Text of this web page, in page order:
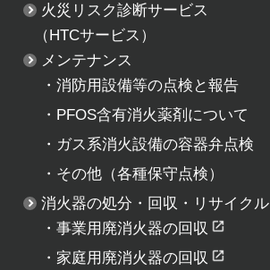
火災リスク診断サービス
（HTCサービス）
メンテナンス
・消防用設備等の点検と報告
・ PFOS含有消火薬剤について
・ ガス系消火設備の容器弁点検
・ その他（各種保守点検）
消火器の処分・回収・リサイクル
・事業用廃消火器の回収
・ 家庭用廃消火器の回収